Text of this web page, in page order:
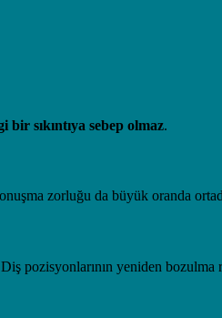
sıkıntıya sebep olmaz.
zorluğu da büyük oranda
pozisyonlarının yeniden bozulma